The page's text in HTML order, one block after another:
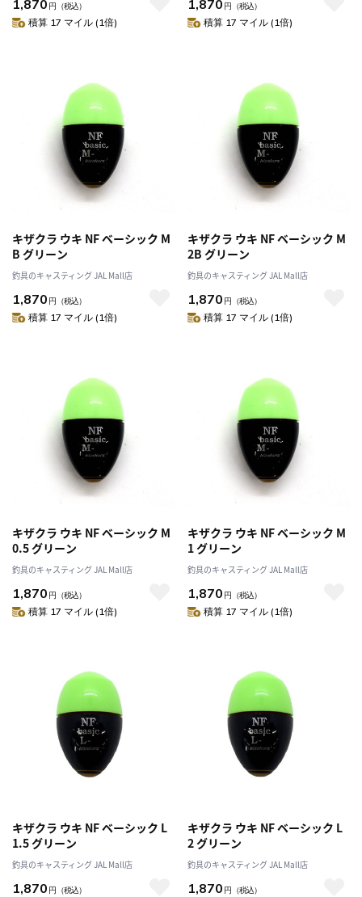
1,870 円 （税込）
積算 17 マイル (1倍)
1,870 円 （税込）
積算 17 マイル (1倍)
キザクラ ウキ NF ベーシック M
B グリーン
釣具のキャスティング JAL Mall店
1,870 円 （税込）
積算 17 マイル (1倍)
キザクラ ウキ NF ベーシック M
2B グリーン
釣具のキャスティング JAL Mall店
1,870 円 （税込）
積算 17 マイル (1倍)
キザクラ ウキ NF ベーシック M
0.5 グリーン
釣具のキャスティング JAL Mall店
1,870 円 （税込）
積算 17 マイル (1倍)
キザクラ ウキ NF ベーシック M
1 グリーン
釣具のキャスティング JAL Mall店
1,870 円 （税込）
積算 17 マイル (1倍)
キザクラ ウキ NF ベーシック L
1.5 グリーン
釣具のキャスティング JAL Mall店
1,870 円 （税込）
キザクラ ウキ NF ベーシック L
2 グリーン
釣具のキャスティング JAL Mall店
1,870 円 （税込）